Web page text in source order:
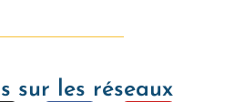
sur les réseaux